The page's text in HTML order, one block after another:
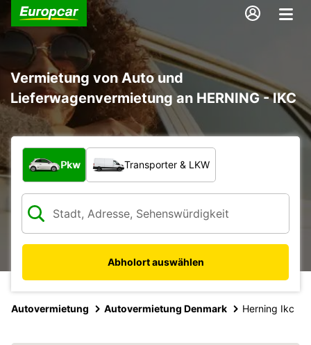
Vermietung von Auto und
Lieferwagenvermietung an HERNING - IKC
Welche Art von Fahrzeug?
Pkw Transporter & LKW
Abholort auswählen
Autovermietung Autovermietung Denmark Herning Ikc